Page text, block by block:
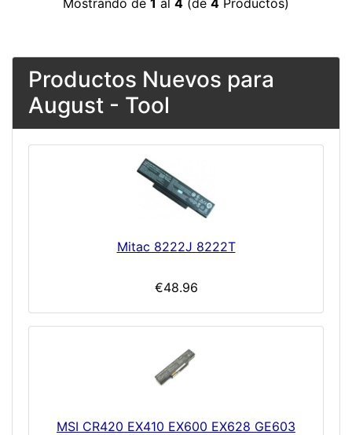
Productos Nuevos para
August - Tool
Mitac 8222J 8222T
€48.96
MSI CR420 EX410 EX600 EX628 GE603